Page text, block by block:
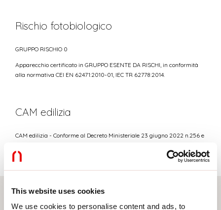
This website uses cookies
We use cookies to personalise content and ads, to
Rischio fotobiologico
GRUPPO RISCHIO 0
Apparecchio certificato in GRUPPO ESENTE DA RISCHI, in conformità
alla normativa CEI EN 62471:2010-01, IEC TR 62778:2014.
CAM edilizia
CAM edilizia - Conforme al Decreto Ministeriale 23 giugno 2022 n.256 e